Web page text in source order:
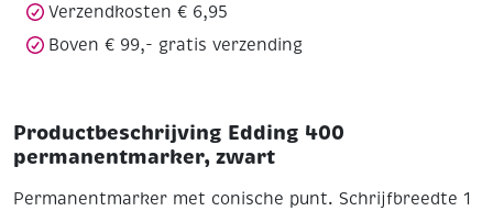
Verzendkosten € 6,95
Boven € 99,- gratis verzending
Productbeschrijving Edding 400
permanentmarker, zwart
Permanentmarker met conische punt. Schrijfbreedte 1